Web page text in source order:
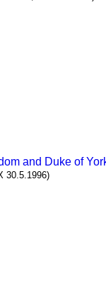
and Duke of
30.5.1996)